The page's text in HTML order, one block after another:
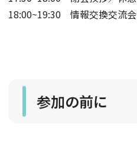
18:00~19:30 情報交換交流会
参加の前に